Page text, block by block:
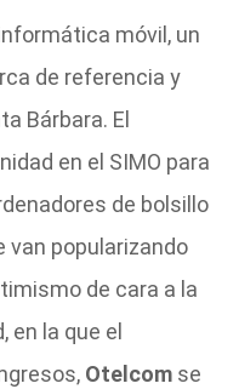
móvil, un
de referencia y
Bárbara. El
en el SIMO para
de bolsillo
van popularizando
de cara a la
en la que el
Otelcomse